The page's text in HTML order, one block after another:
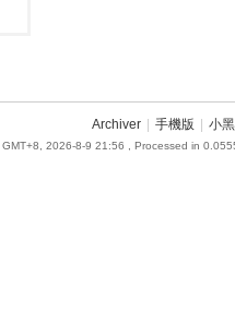
Archiver 手機版 小
GMT+8, 2026-8-9 21:56 , Processed in